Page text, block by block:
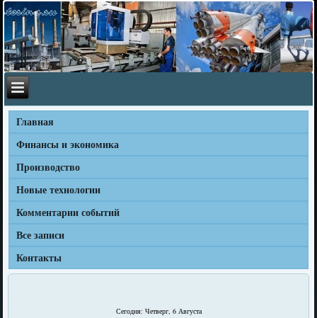
Главная
Финансы и экономика
Производство
Новые технологии
Комментарии событий
Все записи
Контакты
Сегодня: Четверг, 6 Августа